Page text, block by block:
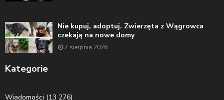
Nie kupuj, adoptuj. Zwierzęta z Wągrowca
czekają na nowe domy
7 sierpnia 2026
Kategorie
Wiadomości (13 276)